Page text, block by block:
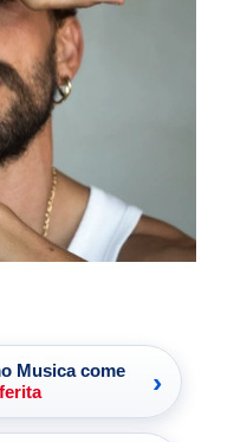
Musica come
›